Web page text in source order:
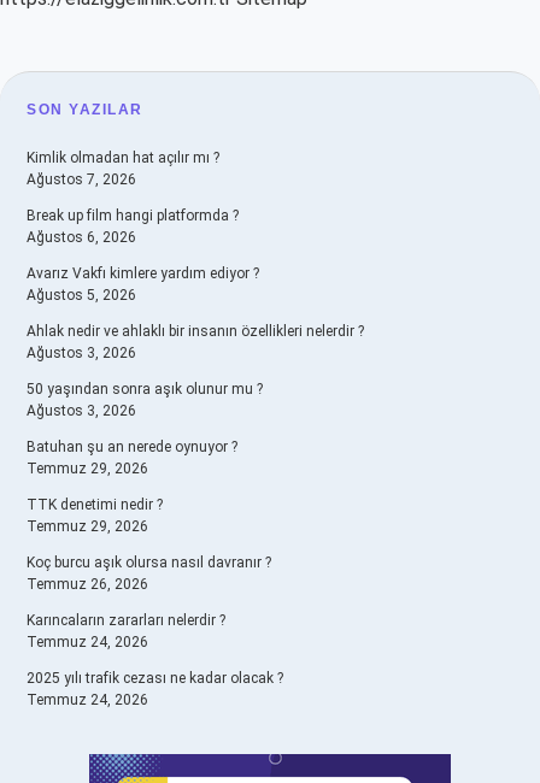
SIDEBAR
SON YAZILAR
Kimlik olmadan hat açılır mı ?
Ağustos 7, 2026
Break up film hangi platformda ?
Ağustos 6, 2026
Avarız Vakfı kimlere yardım ediyor ?
Ağustos 5, 2026
Ahlak nedir ve ahlaklı bir insanın özellikleri nelerdir ?
Ağustos 3, 2026
50 yaşından sonra aşık olunur mu ?
Ağustos 3, 2026
Batuhan şu an nerede oynuyor ?
Temmuz 29, 2026
TTK denetimi nedir ?
Temmuz 29, 2026
Koç burcu aşık olursa nasıl davranır ?
Temmuz 26, 2026
Karıncaların zararları nelerdir ?
Temmuz 24, 2026
2025 yılı trafik cezası ne kadar olacak ?
Temmuz 24, 2026